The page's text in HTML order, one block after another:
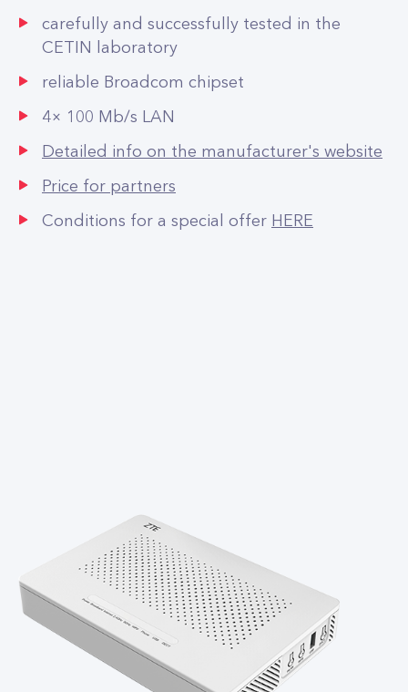
carefully and successfully tested in the
CETIN laboratory
reliable Broadcom chipset
4× 100 Mb/s LAN
Detailed info on the manufacturer's website
Price for partners
Conditions for a special offer HERE